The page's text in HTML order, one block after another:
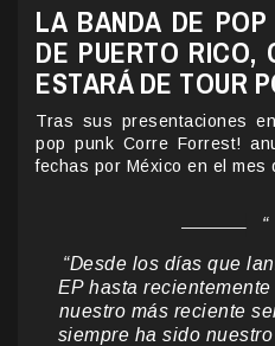
LA BANDA DE
DE PUERTO RICO,
ESTARÁ DE TOUR
Tras sus presentaciones
pop punk Corre Forrest!
fechas por México en el mes
“Desde los días que
EP hasta
nuestro más reciente
siempre ha sido